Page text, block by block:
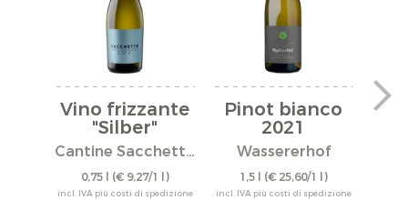
Vino frizzante
"Silber"
Cantine Sacchetto S.r.l.
0,75 l (€ 9,27/1 l)
incl. IVA più costi di spedizione
Pinot bianco
2021
Wassererhof
1,5 l (€ 25,60/1 l)
incl. IVA più costi di spedizione